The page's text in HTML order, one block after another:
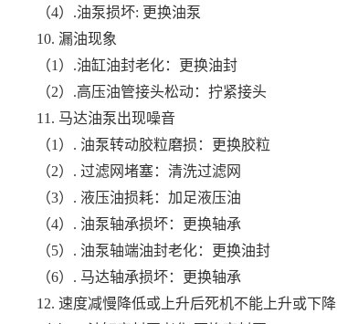
（4）.油泵损坏: 更换油泵
10. 漏油现象
（1）.油缸油封老化：更换油封
（2）.高压油管接头松动：拧紧接头
11. 马达油泵出现噪音
（1）. 油泵转动胶粒磨损：更换胶粒
（2）. 过滤网堵塞：清洗过滤网
（3）. 液压油损耗：加足液压油
（4）. 油泵轴承损坏：更换轴承
（5）. 油泵轴端油封老化：更换油封
（6）. 马达轴承损坏：更换轴承
12. 速度减慢降低或上升后死机不能上升或下降